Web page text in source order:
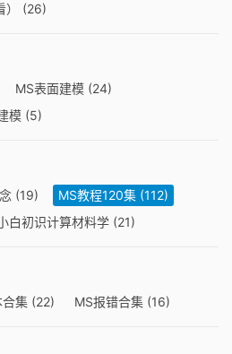
(26)
MS表面建模 (24)
模 (5)
(19) MS教程120集 (112)
白初识计算材料学 (21)
合集 (22) MS报错合集 (16)